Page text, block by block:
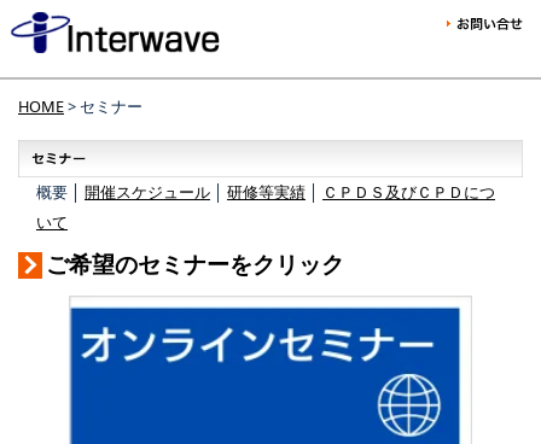
HOME> セミナー
概要 │ 開催スケジュール 研修等実績
ＣＰＤＳ及びＣＰＤにつ
いて
ご希望のセミナーをクリック